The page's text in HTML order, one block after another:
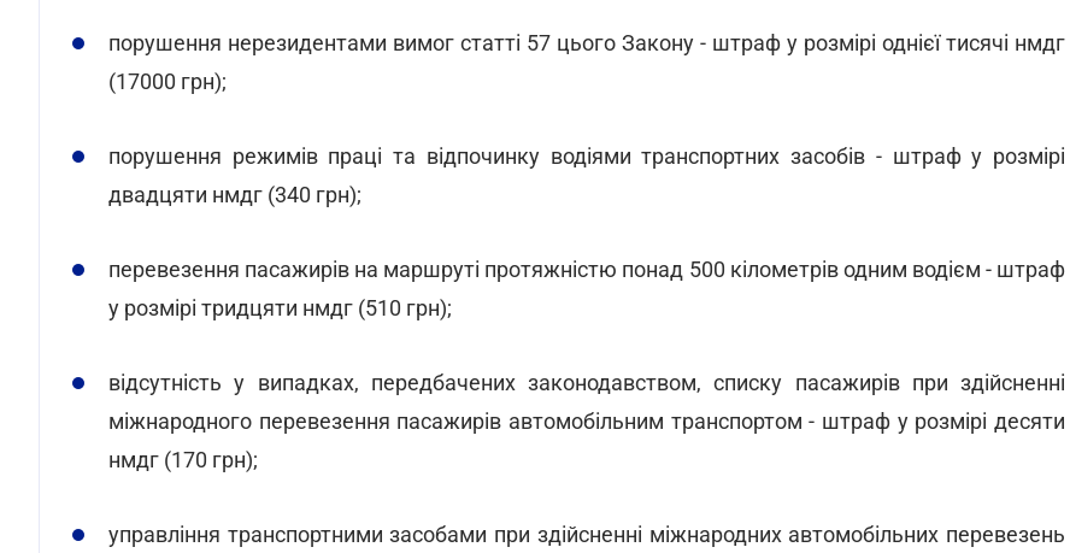
порушення нерезидентами вимог статті 57 цього Закону - штраф у розмірі однієї тисячі нмдг
(17000 грн);
порушення режимів праці та відпочинку водіями транспортних засобів - штраф у розмірі
двадцяти нмдг (340 грн);
перевезення пасажирів на маршруті протяжністю понад 500 кілометрів одним водієм - штраф
у розмірі тридцяти нмдг (510 грн);
відсутність у випадках, передбачених законодавством, списку пасажирів при здійсненні
міжнародного перевезення пасажирів автомобільним транспортом - штраф у розмірі десяти
нмдг (170 грн);
управління транспортними засобами при здійсненні міжнародних автомобільних перевезень